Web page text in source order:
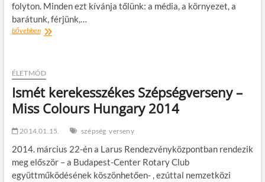
folyton. Minden ezt kívánja tőlünk: a média, a környezet, a
barátunk, férjünk,…
bővebbenKönyvajánló:
Bőrszépítés
hét
alatt
ÉLETMÓD
Ismét kerekesszékes Szépségverseny –
Miss Colours Hungary 2014
2014.01.15. szépség verseny
2014. március 22-én a Larus Rendezvényközpontban rendezik
meg először – a Budapest-Center Rotary Club
együttműködésének köszönhetően- , ezúttal nemzetközi